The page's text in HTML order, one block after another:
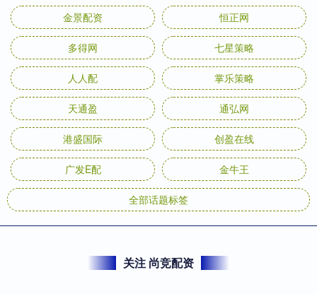
金景配资 恒正网
多得网 七星策略
人人配 掌乐策略
天通盈 通弘网
港盛国际 创盈在线
广发E配 金牛王
全部话题标签
关注 尚竞配资